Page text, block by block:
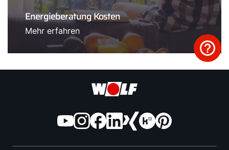
Energieberatung Kosten
Mehr erfahren